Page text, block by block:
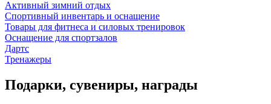
Активный зимний отдых
Спортивный инвентарь и оснащение
Товары для фитнеса и силовых тренировок
Оснащение для спортзалов
Дартс
Тренажеры
Подарки, сувениры, награды